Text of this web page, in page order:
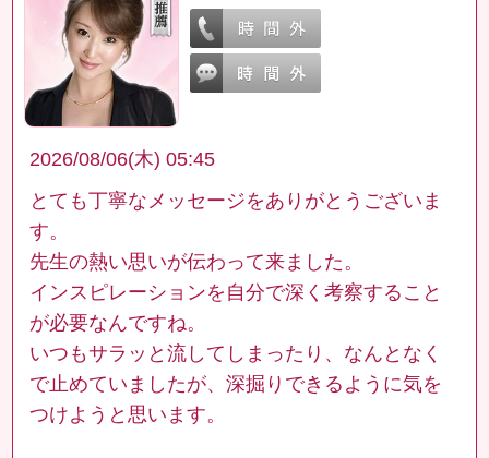
2026/08/06(木) 05:45
とても丁寧なメッセージをありがとうございま
す。
先生の熱い思いが伝わって来ました。
インスピレーションを自分で深く考察すること
が必要なんですね。
いつもサラッと流してしまったり、なんとなく
で止めていましたが、深掘りできるように気を
つけようと思います。